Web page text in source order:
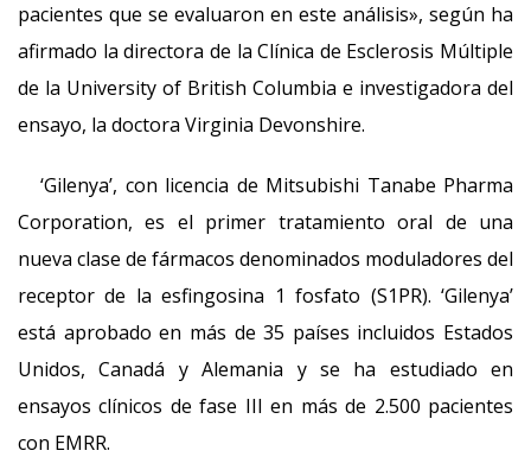
pacientes que se evaluaron en este análisis», según ha
afirmado la directora de la Clínica de Esclerosis Múltiple
de la University of British Columbia e investigadora del
ensayo, la doctora Virginia Devonshire.
‘Gilenya’, con licencia de Mitsubishi Tanabe Pharma
Corporation, es el primer tratamiento oral de una
nueva clase de fármacos denominados moduladores del
receptor de la esfingosina 1 fosfato (S1PR). ‘Gilenya’
está aprobado en más de 35 países incluidos Estados
Unidos, Canadá y Alemania y se ha estudiado en
ensayos clínicos de fase III en más de 2.500 pacientes
con EMRR.